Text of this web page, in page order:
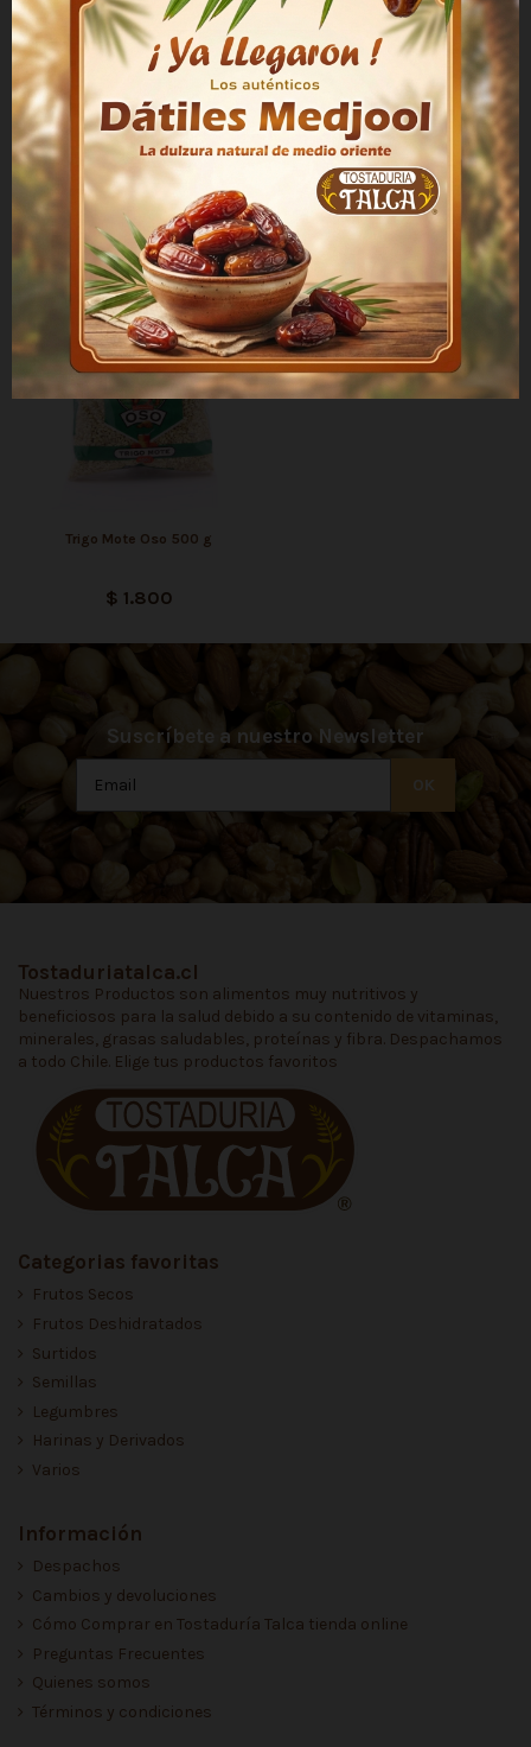
Orégano Entero 50 g
$ 700
Plátanos Chips Dulce 100 g
Trigo Mote Oso 500 g
$ 1.800
Suscríbete a nuestro Newsletter
Tostaduriatalca.cl
Nuestros Productos son alimentos muy nutritivos y
beneficiosos para la salud debido a su contenido de vitaminas,
minerales, grasas saludables, proteínas y fibra. Despachamos
a todo Chile. Elige tus productos favoritos
Categorias favoritas
Frutos Secos
Frutos Deshidratados
Surtidos
Semillas
Legumbres
Harinas y Derivados
Varios
Información
Despachos
Cambios y devoluciones
Cómo Comprar en Tostaduría Talca tienda online
Preguntas Frecuentes
Quienes somos
Términos y condiciones